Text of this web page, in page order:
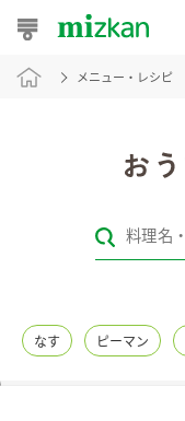
おうちレシピ
レシピカテゴリ一覧
レシピ名特集
メニュー・レシピ
なす ピーマン